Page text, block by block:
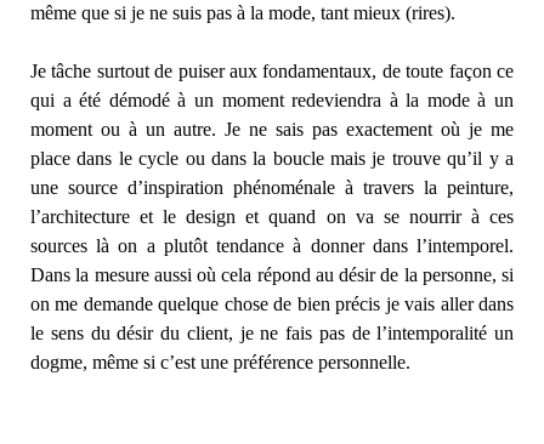
même que si je ne suis pas à la mode, tant mieux (rires).
Je tâche surtout de puiser aux fondamentaux, de toute façon ce
qui a été démodé à un moment redeviendra à la mode à un
moment ou à un autre. Je ne sais pas exactement où je me
place dans le cycle ou dans la boucle mais je trouve qu’il y a
une source d’inspiration phénoménale à travers la peinture,
l’architecture et le design et quand on va se nourrir à ces
sources là on a plutôt tendance à donner dans l’intemporel.
Dans la mesure aussi où cela répond au désir de la personne, si
on me demande quelque chose de bien précis je vais aller dans
le sens du désir du client, je ne fais pas de l’intemporalité un
dogme, même si c’est une préférence personnelle.